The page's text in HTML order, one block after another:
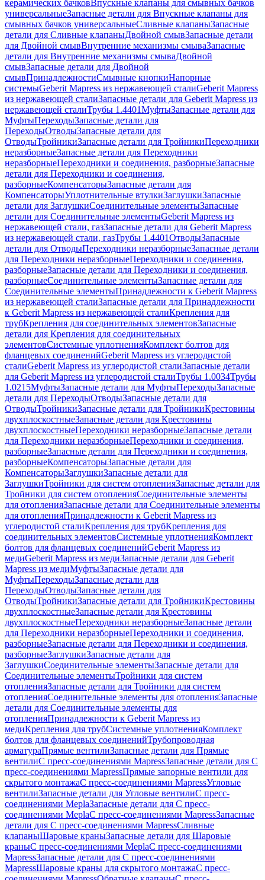
керамических бачковВпускные клапаны для смывных бачков
универсальныеЗапасные детали для Впускные клапаны для
смывных бачков универсальныеСливные клапаныЗапасные
детали для Сливные клапаныДвойной смывЗапасные детали
для Двойной смывВнутренние механизмы смываЗапасные
детали для Внутренние механизмы смываДвойной
смывЗапасные детали для Двойной
смывПринадлежностиСмывные кнопкиНапорные
системыGeberit Mapress из нержавеющей сталиGeberit Mapress
из нержавеющей сталиЗапасные детали для Geberit Mapress из
нержавеющей сталиТрубы 1.4401МуфтыЗапасные детали для
МуфтыПереходыЗапасные детали для
ПереходыОтводыЗапасные детали для
ОтводыТройникиЗапасные детали для ТройникиПереходники
неразборныеЗапасные детали для Переходники
неразборныеПереходники и соединения, разборныеЗапасные
детали для Переходники и соединения,
разборныеКомпенсаторыЗапасные детали для
КомпенсаторыУплотнительные втулкиЗаглушкиЗапасные
детали для ЗаглушкиСоединительные элементыЗапасные
детали для Соединительные элементыGeberit Mapress из
нержавеющей стали, газЗапасные детали для Geberit Mapress
из нержавеющей стали, газТрубы 1.4401ОтводыЗапасные
детали для ОтводыПереходники неразборныеЗапасные детали
для Переходники неразборныеПереходники и соединения,
разборныеЗапасные детали для Переходники и соединения,
разборныеСоединительные элементыЗапасные детали для
Соединительные элементыПринадлежности к Geberit Mapress
из нержавеющей сталиЗапасные детали для Принадлежности
к Geberit Mapress из нержавеющей сталиКрепления для
трубКрепления для соединительных элементовЗапасные
детали для Крепления для соединительных
элементовСистемные уплотненияКомплект болтов для
фланцевых соединенийGeberit Mapress из углеродистой
сталиGeberit Mapress из углеродистой сталиЗапасные детали
для Geberit Mapress из углеродистой сталиТрубы 1.0034Трубы
1.0215МуфтыЗапасные детали для МуфтыПереходыЗапасные
детали для ПереходыОтводыЗапасные детали для
ОтводыТройникиЗапасные детали для ТройникиКрестовины
двухплоскостныеЗапасные детали для Крестовины
двухплоскостныеПереходники неразборныеЗапасные детали
для Переходники неразборныеПереходники и соединения,
разборныеЗапасные детали для Переходники и соединения,
разборныеКомпенсаторыЗапасные детали для
КомпенсаторыЗаглушкиЗапасные детали для
ЗаглушкиТройники для систем отопленияЗапасные детали для
Тройники для систем отопленияСоединительные элементы
для отопленияЗапасные детали для Соединительные элементы
для отопленияПринадлежности к Geberit Mapress из
углеродистой сталиКрепления для трубКрепления для
соединительных элементовСистемные уплотненияКомплект
болтов для фланцевых соединенийGeberit Mapress из
медиGeberit Mapress из медиЗапасные детали для Geberit
Mapress из медиМуфтыЗапасные детали для
МуфтыПереходыЗапасные детали для
ПереходыОтводыЗапасные детали для
ОтводыТройникиЗапасные детали для ТройникиКрестовины
двухплоскостныеЗапасные детали для Крестовины
двухплоскостныеПереходники неразборныеЗапасные детали
для Переходники неразборныеПереходники и соединения,
разборныеЗапасные детали для Переходники и соединения,
разборныеЗаглушкиЗапасные детали для
ЗаглушкиСоединительные элементыЗапасные детали для
Соединительные элементыТройники для систем
отопленияЗапасные детали для Тройники для систем
отопленияСоединительные элементы для отопленияЗапасные
детали для Соединительные элементы для
отопленияПринадлежности к Geberit Mapress из
медиКрепления для трубСистемные уплотненияКомплект
болтов для фланцевых соединенийТрубопроводная
арматураПрямые вентилиЗапасные детали для Прямые
вентилиС пресс-соединениями MapressЗапасные детали для С
пресс-соединениями MapressПрямые запорные вентили для
скрытого монтажаС пресс-соединениями MapressУгловые
вентилиЗапасные детали для Угловые вентилиС пресс-
соединениями MeplaЗапасные детали для С пресс-
соединениями MeplaС пресс-соединениями MapressЗапасные
детали для С пресс-соединениями MapressСливные
клапаныШаровые краныЗапасные детали для Шаровые
краныС пресс-соединениями MeplaС пресс-соединениями
MapressЗапасные детали для С пресс-соединениями
MapressШаровые краны для скрытого монтажаС пресс-